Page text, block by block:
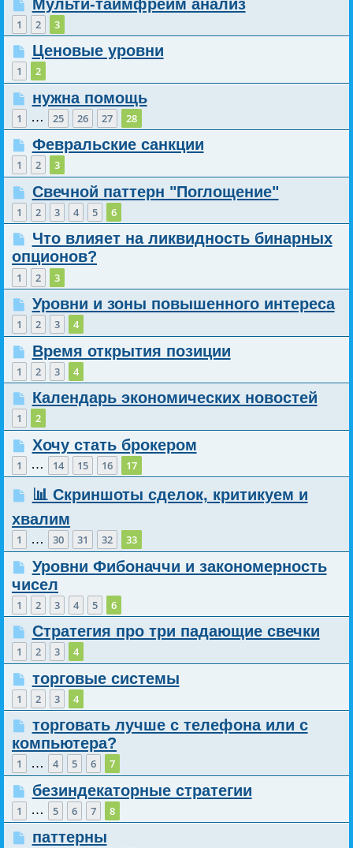
Мульти-таймфрейм анализ
1 2 3
Ценовые уровни
1 2
нужна помощь
1 … 25 26 27 28
Февральские санкции
1 2 3
Свечной паттерн "Поглощение"
1 2 3 4 5 6
Что влияет на ликвидность бинарных
опционов?
1 2 3
Уровни и зоны повышенного интереса
1 2 3 4
Время открытия позиции
1 2 3 4
Календарь экономических новостей
1 2
Хочу стать брокером
1 … 14 15 16 17
📊 Скриншоты сделок, критикуем и
хвалим
1 … 30 31 32 33
Уровни Фибоначчи и закономерность
чисел
1 2 3 4 5 6
Стратегия про три падающие свечки
1 2 3 4
торговые системы
1 2 3 4
торговать лучше с телефона или с
компьютера?
1 … 4 5 6 7
безиндекаторные стратегии
1 … 5 6 7 8
паттерны